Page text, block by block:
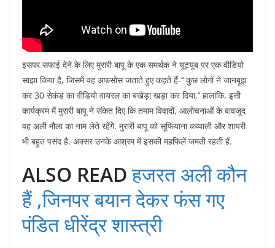
इसपर सफाई देने के लिए मुरारी बापू के एक समर्थक ने यूट्यूब पर एक वीडियो
साझा किया है, जिसमें वह अफसोस जताते हुए कहते हैं-‘‘ कुछ लोगों ने जानबूझ
कर 30 सेकंड का वीडियो वायरल का बखेड़ा खड़ा कर दिया.’’ हालांकि, इसी
कार्यक्रम में मुरारी बापू ने संकेत दिए कि तमाम विवादों, आलोचनाओं के बावजूद
वह अली मौला का नाम लेते रहेंगेे. मुरारी बापू को सूफियाना कव्वाली और शायरी
भी बहुत पसंद है. अक्सर उनके आश्रम में इसकी महफिलें जमती रहती हैं.
ALSO READ हजरत अली कौन
हैं ,जिनपर बयान देकर फंस गए
पंडित धीरेंद्र शास्त्री